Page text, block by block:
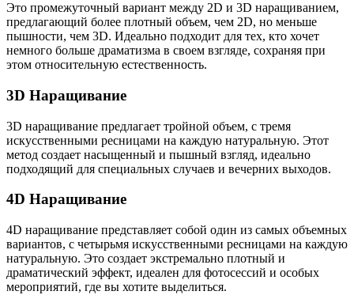
Это промежуточный вариант между 2D и 3D наращиванием,
предлагающий более плотный объем, чем 2D, но меньше
пышности, чем 3D. Идеально подходит для тех, кто хочет
немного больше драматизма в своем взгляде, сохраняя при
этом относительную естественность.
3D Наращивание
3D наращивание предлагает тройной объем, с тремя
искусственными ресницами на каждую натуральную. Этот
метод создает насыщенный и пышный взгляд, идеально
подходящий для специальных случаев и вечерних выходов.
4D Наращивание
4D наращивание представляет собой один из самых объемных
вариантов, с четырьмя искусственными ресницами на каждую
натуральную. Это создает экстремально плотный и
драматический эффект, идеален для фотосессий и особых
мероприятий, где вы хотите выделиться.